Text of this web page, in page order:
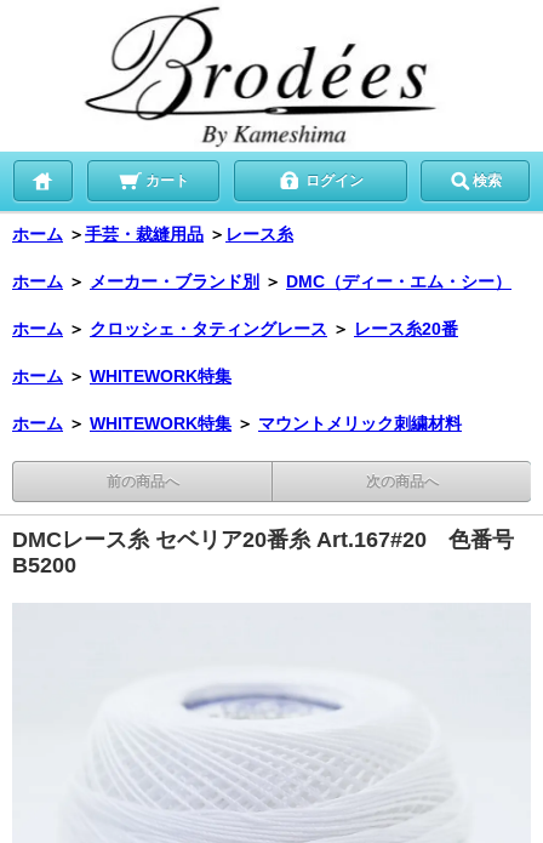
カート ログイン 検索
ホーム ＞手芸・裁縫用品 ＞ レース糸
ホーム ＞ メーカー・ブランド別 ＞ DMC（ディー・エム・シー）
ホーム ＞ クロッシェ・タティングレース ＞ レース糸20番
ホーム ＞ WHITEWORK特集
ホーム ＞ WHITEWORK特集 ＞ マウントメリック刺繍材料
前の商品へ 次の商品へ
DMCレース糸 セベリア20番糸 Art.167#20 色番号
B5200